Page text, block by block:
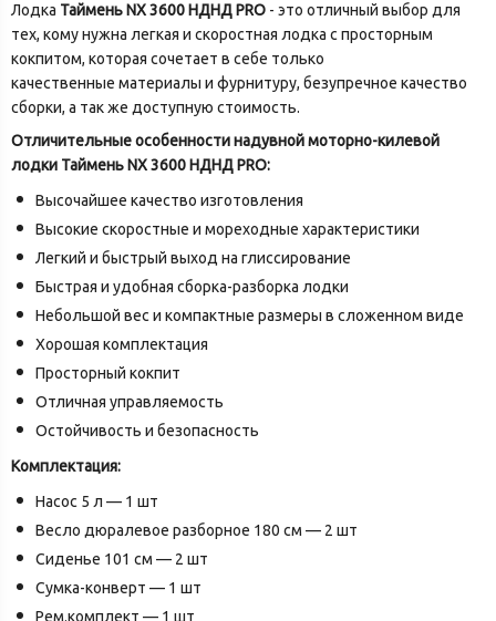
Лодка Таймень NX 3600 НДНД PRO - это отличный выбор для
тех, кому нужна легкая и скоростная лодка с просторным
кокпитом, которая сочетает в себе только
качественные материалы и фурнитуру, безупречное качество
сборки, а так же доступную стоимость.
Отличительные особенности надувной моторно-килевой
лодки Таймень NX 3600 НДНД PRO:
Высочайшее качество изготовления
Высокие скоростные и мореходные характеристики
Легкий и быстрый выход на глиссирование
Быстрая и удобная сборка-разборка лодки
Небольшой вес и компактные размеры в сложенном виде
Хорошая комплектация
Просторный кокпит
Отличная управляемость
Остойчивость и безопасность
Комплектация:
Насос 5 л — 1 шт
Весло дюралевое разборное 180 см — 2 шт
Сиденье 101 см — 2 шт
Сумка-конверт — 1 шт
Рем.комплект — 1 шт